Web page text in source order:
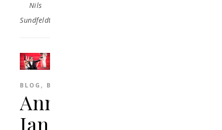
Nils
Sundfeldt
BLOG , BLOGG
Annika
Jankell